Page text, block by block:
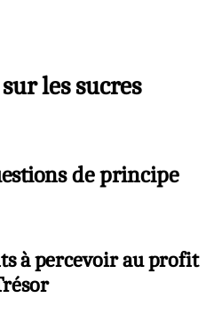
les sucres
de principe
à percevoir au profit